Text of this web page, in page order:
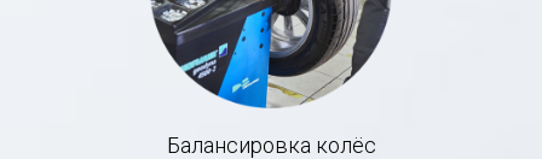
Балансировка колёс